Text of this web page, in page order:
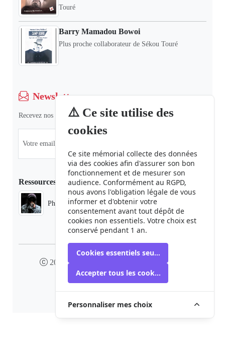
⚠️ Ce site utilise des
cookies
Ce site mémorial collecte des données
via des cookies afin d'assurer son bon
fonctionnement et de mesurer son
audience. Conformément au RGPD,
nous avons l'obligation légale de vous
informer et d'obtenir votre
consentement avant tout dépôt de
cookies non essentiels. Votre choix est
conservé pendant 1 an.
Cookies essentiels seulement
Accepter tous les cookies
Personnaliser mes choix
Touré
Barry Mamadou Bowoi
Plus proche collaborateur de Sékou Touré
Newsletter
Recevez nos dernières informations et actualités.
Ressources
Phaduba camp boiro
2024 camp-boiro.org - Tous droits réservés
Mémorial des Victimes du Camp Boiro